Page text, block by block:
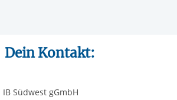
Dein Kontakt:
IB Südwest gGmbH